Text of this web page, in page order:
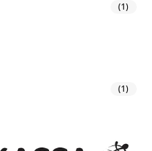
(1)
(1)